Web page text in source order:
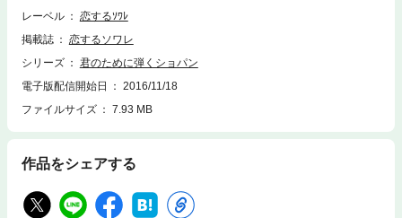
レーベル
恋するｿﾜﾚ
掲載誌
恋するソワレ
シリーズ
君のために弾くショパン
電子版配信開始日
2016/11/18
ファイルサイズ
7.93 MB
作品をシェアする